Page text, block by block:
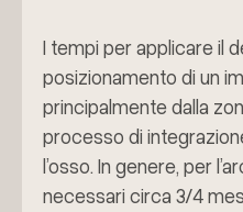
I tempi per applicare il
posizionamento di un
principalmente dalla
processo di
l’osso. In genere, per
necessari circa 3/4